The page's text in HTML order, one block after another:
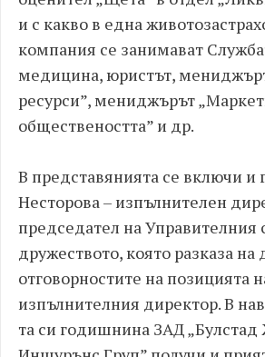
и с какво в една
компания се занимават
медицина, юристът,
ресурси”, мениджърът
обществеността” и др.
В представянията се включи и
Несторова – изпълнителен
председател на Управителния
дружеството, която разказа на
отговорностите на позицията
изпълнителния директор. В
та си годишнина ЗАД